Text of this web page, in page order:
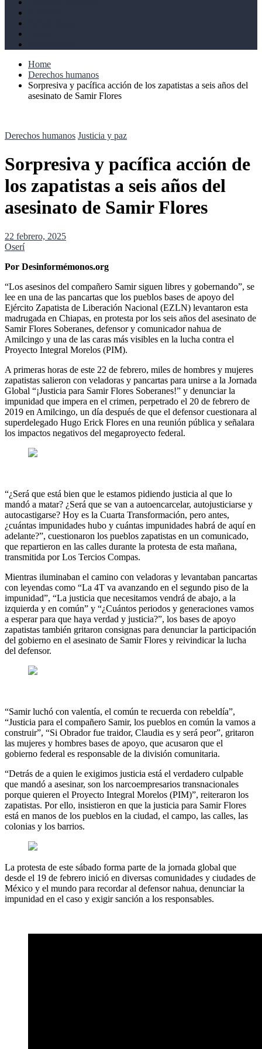
Home
Derechos humanos
Sorpresiva y pacífica acción de los zapatistas a seis años del
asesinato de Samir Flores
Derechos humanos Justicia y paz
Sorpresiva y pacífica acción de
los zapatistas a seis años del
asesinato de Samir Flores
22 febrero, 2025
Oserí
Por Desinformémonos.org
“Los asesinos del compañero Samir siguen libres y gobernando”, se
lee en una de las pancartas que los pueblos bases de apoyo del
Ejército Zapatista de Liberación Nacional (EZLN) levantaron esta
madrugada en Chiapas, en protesta por los seis años del asesinato de
Samir Flores Soberanes, defensor y comunicador nahua de
Amilcingo y una de las caras más visibles en la lucha contra el
Proyecto Integral Morelos (PIM).
A primeras horas de este 22 de febrero, miles de hombres y mujeres
zapatistas salieron con veladoras y pancartas para unirse a la Jornada
Global “¡Justicia para Samir Flores Soberanes!” y denunciar la
impunidad que impera en el crimen, perpetrado el 20 de febrero de
2019 en Amilcingo, un día después de que el defensor cuestionara al
superdelegado Hugo Erick Flores en una reunión pública y señalara
los impactos negativos del megaproyecto federal.
“¿Será que está bien que le estamos pidiendo justicia al que lo
mandó a matar? ¿Será que se van a autoencarcelar, autojusticiarse y
autocastigarse? Hoy es la Cuarta Transformación, pero antes,
¿cuántas impunidades hubo y cuántas impunidades habrá de aquí en
adelante?”, cuestionaron los pueblos zapatistas en un comunicado,
que repartieron en las calles durante la protesta de esta mañana,
transmitida por Los Tercios Compas.
Mientras iluminaban el camino con veladoras y levantaban pancartas
con leyendas como “La 4T va avanzando en el segundo piso de la
impunidad”, “La justicia que necesitamos vendrá de abajo, a la
izquierda y en común” y “¿Cuántos periodos y generaciones vamos
a esperar para que haya verdad y justicia?”, los bases de apoyo
zapatistas también gritaron consignas para denunciar la participación
del gobierno en el asesinato de Samir Flores y reivindicar la lucha
del defensor.
“Samir luchó con valentía, el común te recuerda con rebeldía”,
“Justicia para el compañero Samir, los pueblos en común la vamos a
construir”, “Si Obrador fue traidor, Claudia es y será peor”, gritaron
las mujeres y hombres bases de apoyo, que acusaron que el
gobierno federal es responsable de la división comunitaria.
“Detrás de a quien le exigimos justicia está el verdadero culpable
que mandó a asesinar, son los narcoempresarios transnacionales
porque quieren el Proyecto Integral Morelos (PIM)”, reiteraron los
zapatistas. Por ello, insistieron en que la justicia para Samir Flores
está en manos de los pueblos en la ciudad, el campo, las calles, las
colonias y los barrios.
La protesta de este sábado forma parte de la jornada global que
desde el 19 de febrero inició en diversas comunidades y ciudades de
México y el mundo para recordar al defensor nahua, denunciar la
impunidad en el caso y exigir sanción a los responsables.